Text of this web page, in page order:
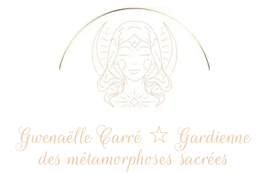
Gwenaëlle Carré ☆ Gardienne
des métamorphoses sacrées